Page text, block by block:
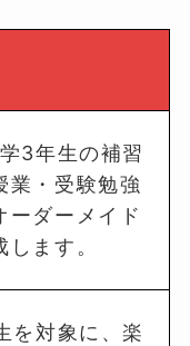
3年生の補習
業・受験勉強
ーダーメイド
ます。
を対象に、楽